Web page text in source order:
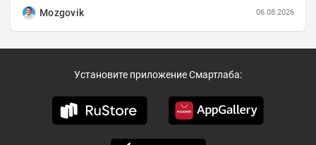
Mozgovik
06.08.2026
Установите приложение Смартлаба: